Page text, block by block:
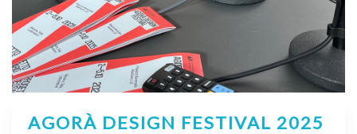
AGORÀ DESIGN FESTIVAL 2025